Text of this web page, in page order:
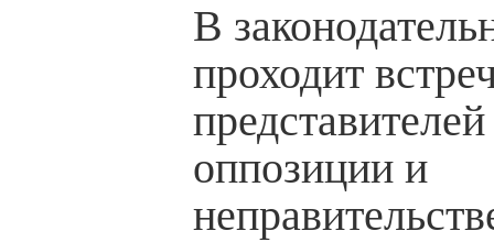
В
проходит
оппозиции и